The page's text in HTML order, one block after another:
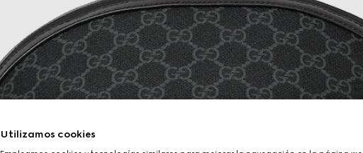
Utilizamos cookies